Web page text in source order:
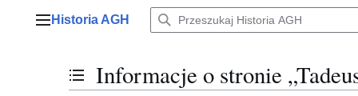
Menu główne
Historia AGH
Przełącz stan spisu treści
Informacje o stronie